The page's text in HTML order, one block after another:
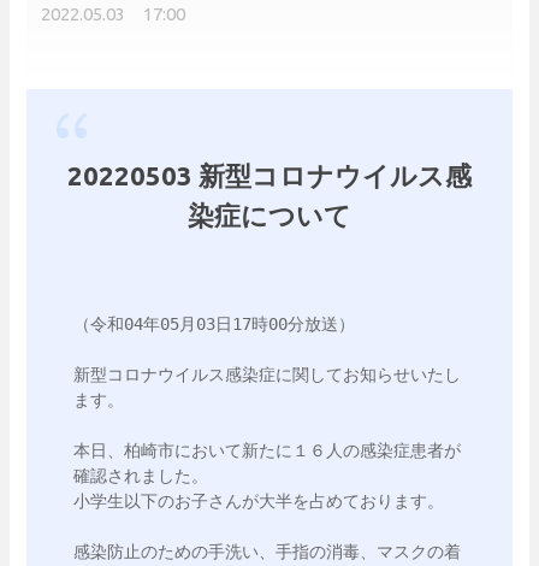
2022.05.03 17:00
20220503 新型コロナウイルス感
染症について
（令和04年05月03日17時00分放送）
新型コロナウイルス感染症に関してお知らせいたし
ます。
本日、柏崎市において新たに１６人の感染症患者が
確認されました。
小学生以下のお子さんが大半を占めております。
感染防止のための手洗い、手指の消毒、マスクの着